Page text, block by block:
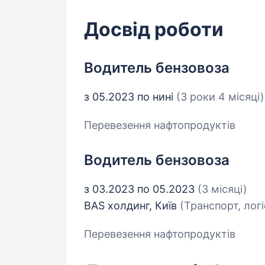
Досвід роботи
Водитель бензовоза
з 05.2023 по нині (3 роки 4 місяці)
Перевезення нафтопродуктів
Водитель бензовоза
з 03.2023 по 05.2023 (3 місяці)
BAS холдинг, Київ (Транспорт,
Перевезення нафтопродуктів